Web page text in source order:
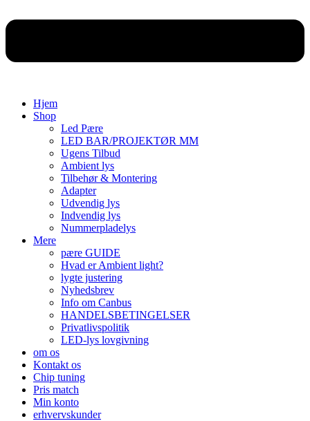
Hjem
Shop
Led Pære
LED BAR/PROJEKTØR MM
Ugens Tilbud
Ambient lys
Tilbehør & Montering
Adapter
Udvendig lys
Indvendig lys
Nummerpladelys
Mere
pære GUIDE
Hvad er Ambient light?
lygte justering
Nyhedsbrev
Info om Canbus
HANDELSBETINGELSER
Privatlivspolitik
LED-lys lovgivning
om os
Kontakt os
Chip tuning
Pris match
Min konto
erhvervskunder